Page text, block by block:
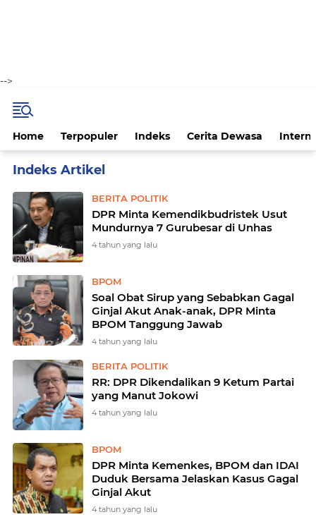
-->
Home Terpopuler Indeks Cerita Dewasa
BERITA POLITIK
DPR Minta Kemendikbudristek Usut
Mundurnya 7 Gurubesar di Unhas
4 tahun yang lalu
BPOM
Soal Obat Sirup yang Sebabkan Gagal
Ginjal Akut Anak-anak, DPR Minta
BPOM Tanggung Jawab
4 tahun yang lalu
BERITA POLITIK
RR: DPR Dikendalikan 9 Ketum Partai
yang Manut Jokowi
4 tahun yang lalu
BPOM
DPR Minta Kemenkes, BPOM dan IDAI
Duduk Bersama Jelaskan Kasus Gagal
Ginjal Akut
4 tahun yang lalu